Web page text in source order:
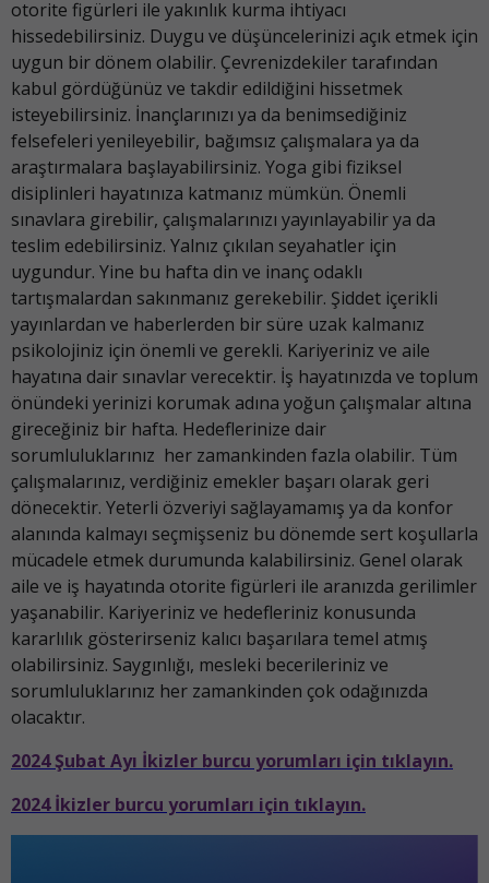
otorite figürleri ile yakınlık kurma ihtiyacı
hissedebilirsiniz. Duygu ve düşüncelerinizi açık etmek için
uygun bir dönem olabilir. Çevrenizdekiler tarafından
kabul gördüğünüz ve takdir edildiğini hissetmek
isteyebilirsiniz. İnançlarınızı ya da benimsediğiniz
felsefeleri yenileyebilir, bağımsız çalışmalara ya da
araştırmalara başlayabilirsiniz. Yoga gibi fiziksel
disiplinleri hayatınıza katmanız mümkün. Önemli
sınavlara girebilir, çalışmalarınızı yayınlayabilir ya da
teslim edebilirsiniz. Yalnız çıkılan seyahatler için
uygundur. Yine bu hafta din ve inanç odaklı
tartışmalardan sakınmanız gerekebilir. Şiddet içerikli
yayınlardan ve haberlerden bir süre uzak kalmanız
psikolojiniz için önemli ve gerekli. Kariyeriniz ve aile
hayatına dair sınavlar verecektir. İş hayatınızda ve toplum
önündeki yerinizi korumak adına yoğun çalışmalar altına
gireceğiniz bir hafta. Hedeflerinize dair
sorumluluklarınız her zamankinden fazla olabilir. Tüm
çalışmalarınız, verdiğiniz emekler başarı olarak geri
dönecektir. Yeterli özveriyi sağlayamamış ya da konfor
alanında kalmayı seçmişseniz bu dönemde sert koşullarla
mücadele etmek durumunda kalabilirsiniz. Genel olarak
aile ve iş hayatında otorite figürleri ile aranızda gerilimler
yaşanabilir. Kariyeriniz ve hedefleriniz konusunda
kararlılık gösterirseniz kalıcı başarılara temel atmış
olabilirsiniz. Saygınlığı, mesleki becerileriniz ve
sorumluluklarınız her zamankinden çok odağınızda
olacaktır.
2024 Şubat Ayı İkizler burcu yorumları için tıklayın.
2024 İkizler burcu yorumları için tıklayın.